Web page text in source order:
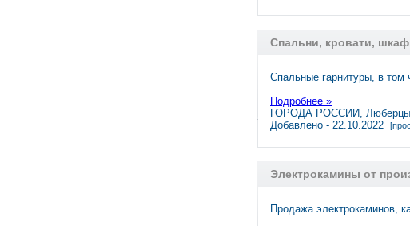
Спальни, кровати,
Спальные гарнитуры, в
Подробнее »
ГОРОДА РОССИИ, Люберцы
Добавлено - 22.10.2022
Электрокамины от
Продажа электрокаминов,